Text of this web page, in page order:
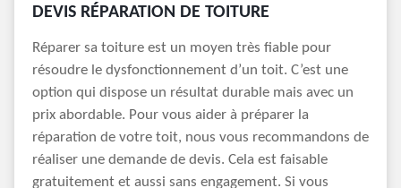
DEVIS RÉPARATION DE TOITURE
Réparer sa toiture est un moyen très fiable pour
résoudre le dysfonctionnement d’un toit. C’est une
option qui dispose un résultat durable mais avec un
prix abordable. Pour vous aider à préparer la
réparation de votre toit, nous vous recommandons de
réaliser une demande de devis. Cela est faisable
gratuitement et aussi sans engagement. Si vous